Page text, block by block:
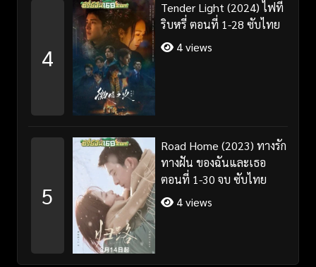
4
Tender Light (2024) ไฟที่
ริบหรี่ ตอนที่ 1-28 ซับไทย
4 views
5
Road Home (2023) ทางรัก
ทางฝัน ของฉันและเธอ
ตอนที่ 1-30 จบ ซับไทย
4 views